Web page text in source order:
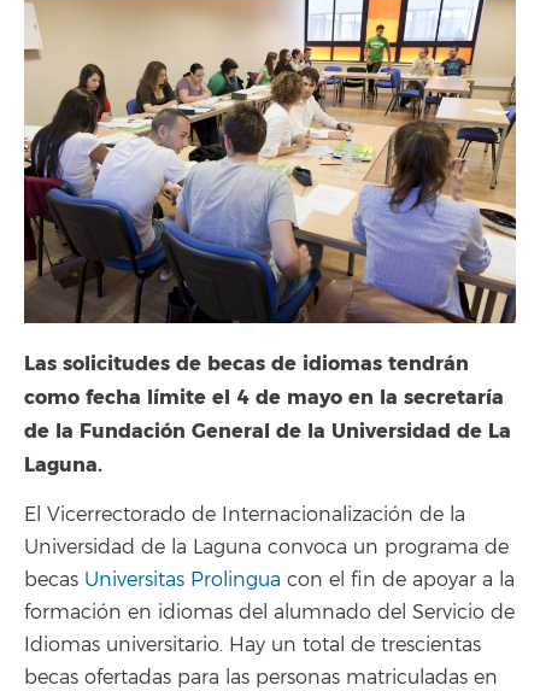
Las solicitudes de becas de idiomas tendrán
como fecha límite el 4 de mayo en la secretaría
de la Fundación General de la Universidad de La
Laguna.
El Vicerrectorado de Internacionalización de la
Universidad de la Laguna convoca un programa de
becas Universitas Prolingua con el fin de apoyar a la
formación en idiomas del alumnado del Servicio de
Idiomas universitario. Hay un total de trescientas
becas ofertadas para las personas matriculadas en